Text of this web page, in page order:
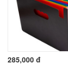
285,000 đ